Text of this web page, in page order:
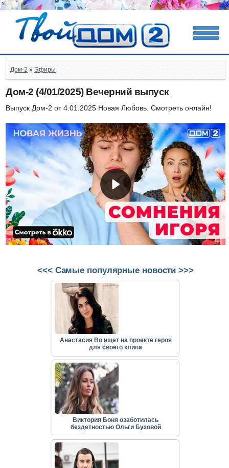
Дом-2 » Эфиры
Дом-2 (4/01/2025) Вечерний выпуск
Выпуск Дом-2 от 4.01.2025 Новая Любовь. Смотреть онлайн!
<<< Самые популярные новости >>>
Анастасия Во ищет на проекте героя
для своего клипа
Виктория Боня озаботилась
бездетностью Ольги Бузовой